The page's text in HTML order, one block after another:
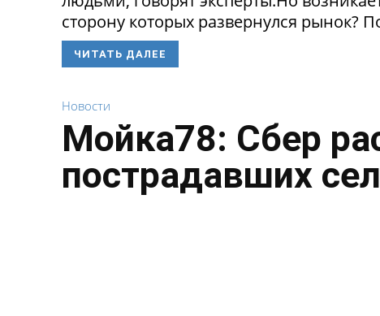
сторону которых развернулся рынок?
ЧИТАТЬ ДАЛЕЕ
Новости
Мойка78: Сбер
пострадавших